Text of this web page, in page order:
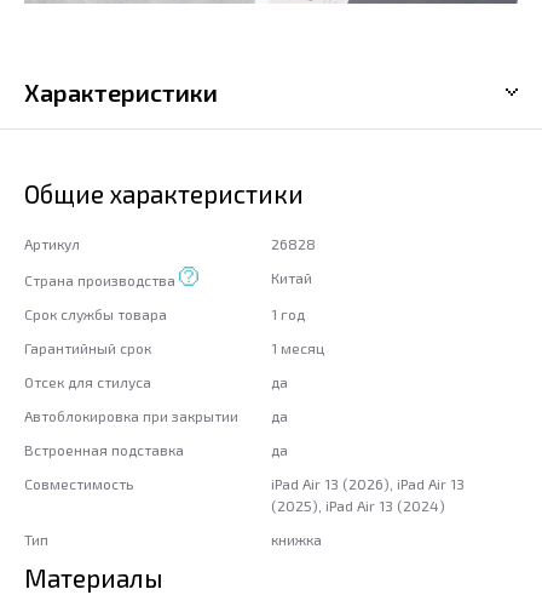
Характеристики
Общие характеристики
Артикул 26828
Страна производства Китай
Срок службы товара
1 год
Гарантийный срок
1 месяц
Отсек для стилуса
да
Автоблокировка при закрытии
да
Встроенная подставка
да
Совместимость
iPad Air 13 (2026), iPad Air 13
(2025), iPad Air 13 (2024)
Тип
книжка
Материалы